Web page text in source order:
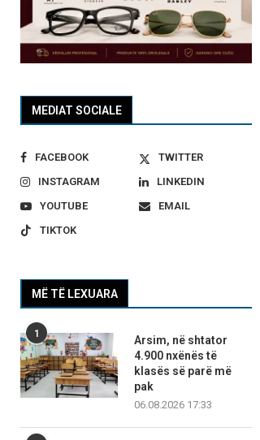
MEDIAT SOCIALE
FACEBOOK
TWITTER
INSTAGRAM
LINKEDIN
YOUTUBE
EMAIL
TIKTOK
MË TË LEXUARA
1
Arsim, në shtator
4.900 nxënës të
klasës së parë më
pak
06.08.2026 17:33